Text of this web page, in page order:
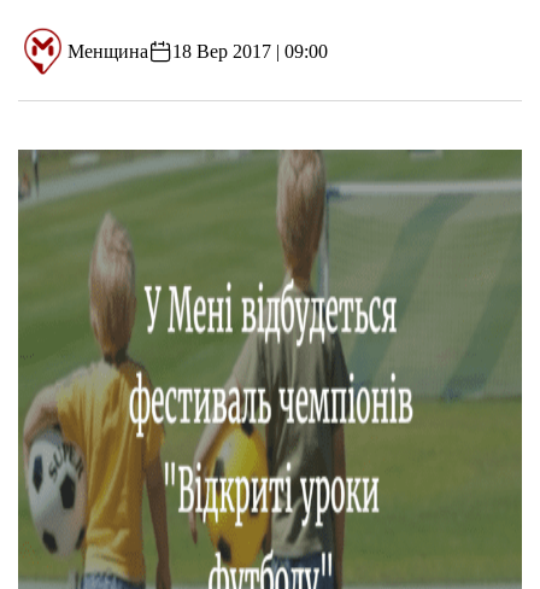
Менщина 18 Вер 2017 | 09:00